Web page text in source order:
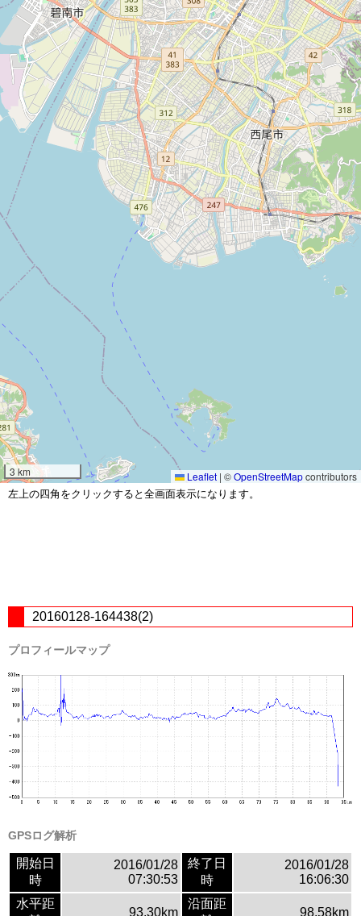
3 km Leaflet | ©OpenStreetMapcontributors
左上の四角をクリックすると全画面表示になります。
20160128-164438(2)
プロフィールマップ
GPSログ解析
開始日
時
2016/01/28
07:30:53
終了日
時
2016/01/28
16:06:30
水平距
93.30km
沿面距
98.58km